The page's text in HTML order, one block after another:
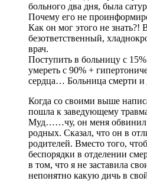
больного два дня, была
Почему его не
Как он мог этого не
безответственный,
врач.
Поступить в больницу с
умереть с 90% +
сердца… Больница смерти и
Когда со своими выше
пошла к заведующему
Муд……чу, он меня обвинил
родных. Сказал, что он в
родителей. Вместо того,
беспорядки в отделении
в том, что я не заставила
непонятно какую дичь в